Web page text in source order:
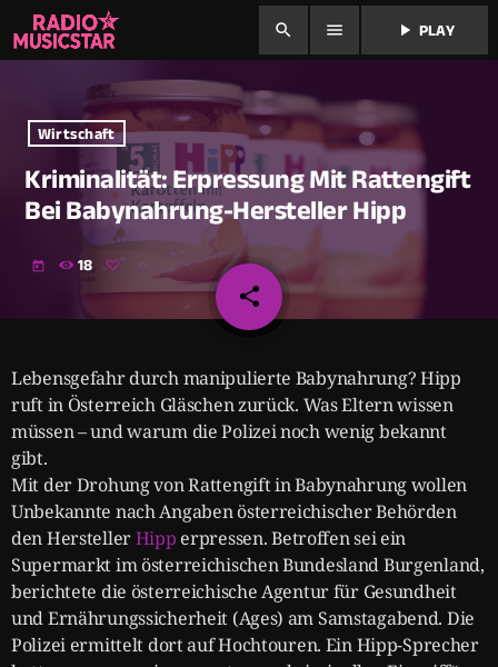
search menu play_arrow PLAY
Wirtschaft
Kriminalität: Erpressung Mit Rattengift
Bei Babynahrung-Hersteller Hipp
today 18
share
email
Lebensgefahr durch manipulierte Babynahrung? Hipp
ruft in Österreich Gläschen zurück. Was Eltern wissen
müssen – und warum die Polizei noch wenig bekannt
gibt.
Mit der Drohung von Rattengift in Babynahrung wollen
Unbekannte nach Angaben österreichischer Behörden
den HerstellerHipp erpressen. Betroffen sei ein
Supermarkt im österreichischen Bundesland Burgenland,
berichtete die österreichische Agentur für Gesundheit
und Ernährungssicherheit (Ages) am Samstagabend. Die
Polizei ermittelt dort auf Hochtouren. Ein Hipp-Sprecher